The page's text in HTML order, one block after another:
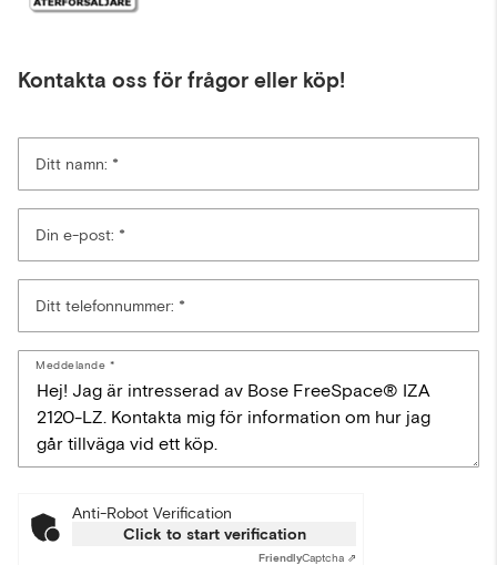
Kontakta oss för frågor eller köp!
Ditt namn:
Din e-post:
Ditt telefonnummer:
Meddelande
Anti-Robot Verification
Click to start verification
FriendlyCaptcha ⇗